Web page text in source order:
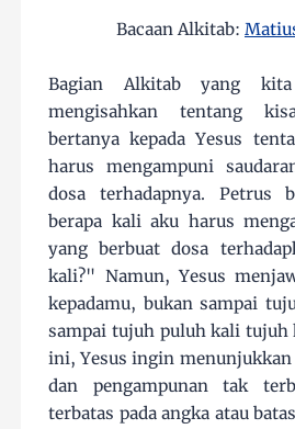
Bacaan Alkitab:
Bagian Alkitab yang
mengisahkan tentang
bertanya kepada Yesus
harus mengampuni
dosa terhadapnya. Petrus
berapa kali aku harus
yang berbuat dosa
kali?" Namun, Yesus
kepadamu, bukan sampai
sampai tujuh puluh kali tujuh
ini, Yesus ingin menunjukkan
dan pengampunan tak
terbatas pada angka atau